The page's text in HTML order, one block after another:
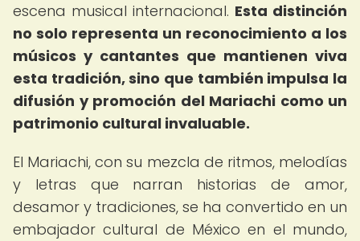
escena musical internacional. Esta distinción
no solo representa un reconocimiento a los
músicos y cantantes que mantienen viva
esta tradición, sino que también impulsa la
difusión y promoción del Mariachi como un
patrimonio cultural invaluable.
El Mariachi, con su mezcla de ritmos, melodías
y letras que narran historias de amor,
desamor y tradiciones, se ha convertido en un
embajador cultural de México en el mundo,